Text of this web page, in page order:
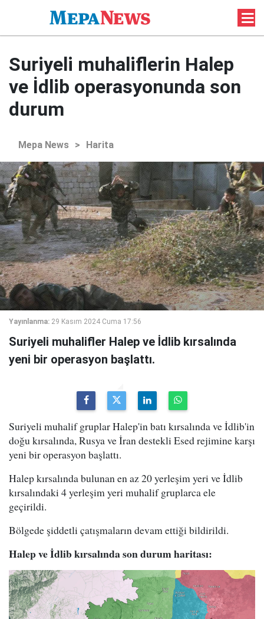
Suriyeli muhaliflerin Halep
ve İdlib operasyonunda son
durum
Mepa News > Harita
Yayınlanma: 29 Kasım 2024 Cuma 17:56
Suriyeli muhalifler Halep ve İdlib kırsalında
yeni bir operasyon başlattı.
Suriyeli muhalif gruplar Halep'in batı kırsalında ve İdlib'in
doğu kırsalında, Rusya ve İran destekli Esed rejimine karşı
yeni bir operasyon başlattı.
Halep kırsalında bulunan en az 20 yerleşim yeri ve İdlib
kırsalındaki 4 yerleşim yeri muhalif gruplarca ele
geçirildi.
Bölgede şiddetli çatışmaların devam ettiği bildirildi.
Halep ve İdlib kırsalında son durum haritası: